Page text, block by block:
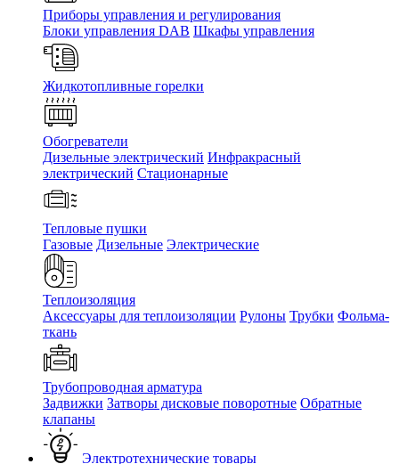
Приборы управления и регулирования
Блоки управления DAB Шкафы управления
Жидкотопливные горелки
Обогреватели
Дизельные электрический Инфракрасный
электрический Стационарные
Тепловые пушки
Газовые Дизельные Электрические
Теплоизоляция
Аксессуары для теплоизоляции Рулоны Трубки Фольма-
ткань
Трубопроводная арматура
Задвижки Затворы дисковые поворотные Обратные
клапаны
Электротехнические товары